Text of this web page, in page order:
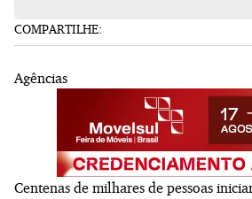
COMPARTILHE:
Agências
Centenas de milhares de pessoas